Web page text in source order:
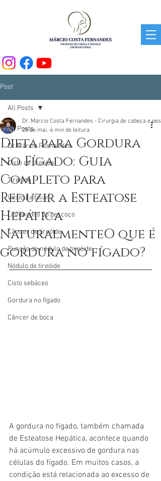
Post
All Posts
Dr Márcio Fernandes
Cisto de tireóide
Tireóide
Vesícula biliar
Linfonodos do pescoço
Câncer de tireóide
Punção de nódulo de tireóide
Nódulo de tireóide
Cisto sebáceo
Gordura no fígado
Câncer de boca
All Posts
Dieta para Gordura
no Fígado: Guia
Completo para
Reduzir a Esteatose
Hepática
NaturalmenteO que é
gordura no fígado?
Dr. Márcio Costa Fernandes - Cirurgia de cabeça e
28 de mai. 4 min de leitura
A gordura no fígado, também chamada
de Esteatose Hepática, acontece quando
há acúmulo excessivo de gordura nas
células do fígado. Em muitos casos, a
condição está relacionada ao excesso de